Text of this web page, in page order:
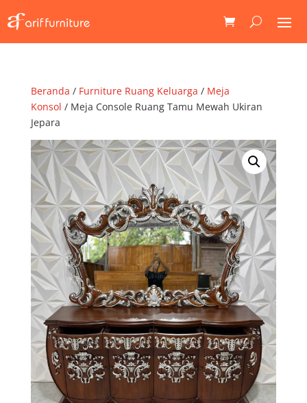
Beranda / Furniture Ruang Keluarga / Meja
Konsol / Meja Console Ruang Tamu Mewah Ukiran
Jepara